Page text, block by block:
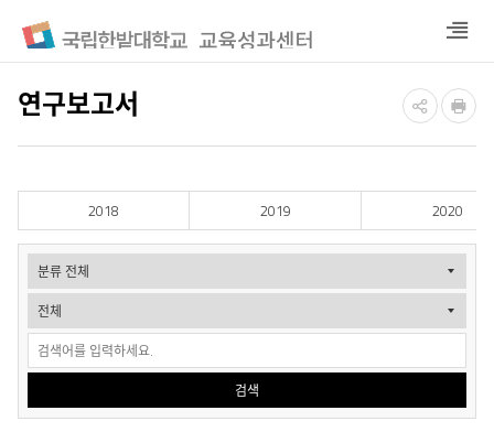
연구보고서
2018 2019 2020
게
시
물
검
검색